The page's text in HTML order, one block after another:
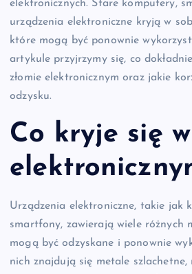
elektronicznych. Stare komputery,
urządzenia elektroniczne kryją w
które mogą być ponownie
artykule przyjrzymy się, co
złomie elektronicznym oraz jakie
odzysku.
Co kryje się
Urządzenia elektroniczne, takie jak
smartfony, zawierają wiele różnych
mogą być odzyskane i ponownie
nich znajdują się metale szlachetne,